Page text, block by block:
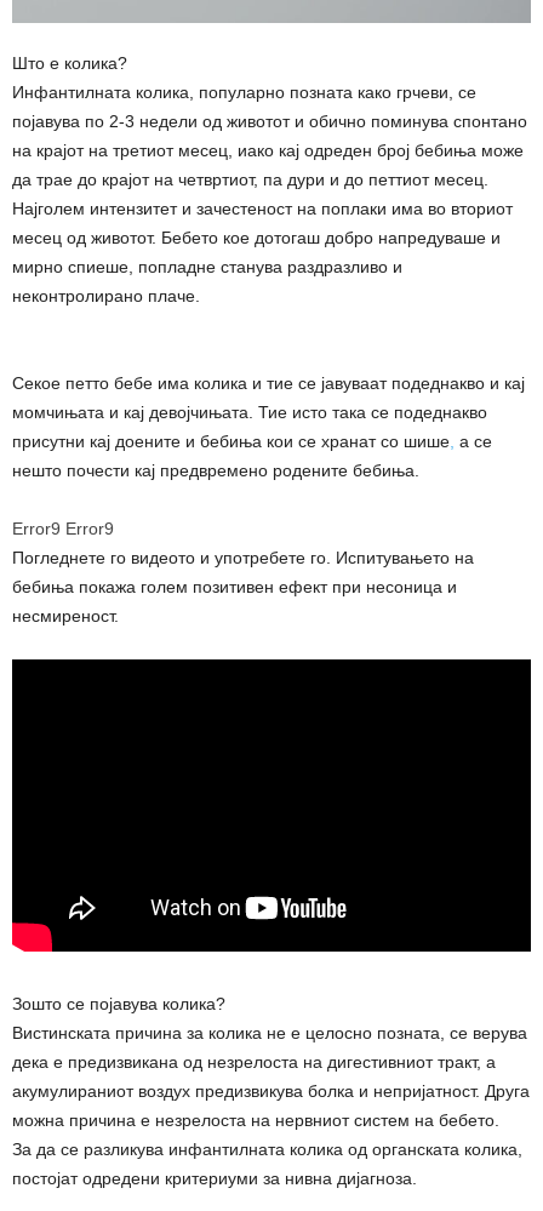
Што е колика?
Инфантилната колика, популарно позната како грчеви, се
појавува по 2-3 недели од животот и обично поминува спонтано
на крајот на третиот месец, иако кај одреден број бебиња може
да трае до крајот на четвртиот, па дури и до петтиот месец.
Најголем интензитет и зачестеност на поплаки има во вториот
месец од животот. Бебето кое дотогаш добро напредуваше и
мирно спиеше, попладне станува раздразливо и
неконтролирано плаче.
Секое петто бебе има колика и тие се јавуваат подеднакво и кај
момчињата и кај девојчињата. Тие исто така се подеднакво
присутни кај доените и бебиња кои се хранат со шише, а се
нешто почести кај предвремено родените бебиња.
Error9 Error9
Погледнете го видеото и употребете го. Испитувањето на
бебиња покажа голем позитивен ефект при несоница и
несмиреност.
Зошто се појавува колика?
Вистинската причина за колика не е целосно позната, се верува
дека е предизвикана од незрелоста на дигестивниот тракт, а
акумулираниот воздух предизвикува болка и непријатност. Друга
можна причина е незрелоста на нервниот систем на бебето.
За да се разликува инфантилната колика од органската колика,
постојат одредени критериуми за нивна дијагноза.